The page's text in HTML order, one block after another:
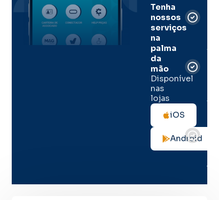
Tenha
nossos
serviços
na
palma
da
mão
Disponível
nas
lojas
iOS
Android
Sua
no